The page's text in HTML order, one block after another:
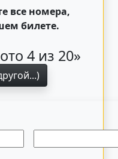
все номера,
билете.
4 из 20»